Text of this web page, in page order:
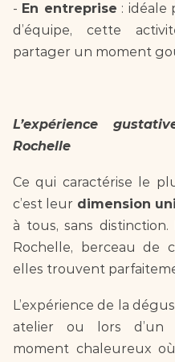
- En entreprise : idéale
d’équipe, cette
partager un moment
L’expérience
Rochelle
Ce qui caractérise le
c’est leur dimension
à tous, sans
Rochelle, berceau de
elles trouvent
L’expérience de la
atelier ou lors d’un
moment chaleureux